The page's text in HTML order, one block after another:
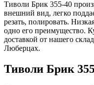
Тиволи Брик 355-40
внешний вид, легко
резать, полировать.
одно его преимущество.
доставкой от нашего
Люберцах.
Тиволи Брик